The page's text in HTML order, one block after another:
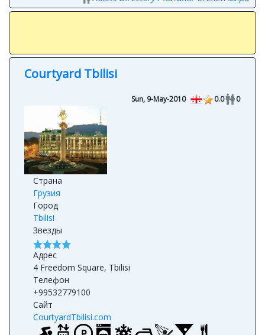
Courtyard Tbilisi
Страна
Грузия
Город
Tbilisi
Звезды
Адрес
4 Freedom Square, Tbilisi
Телефон
+99532779100
Сайт
CourtyardTbilisi.com